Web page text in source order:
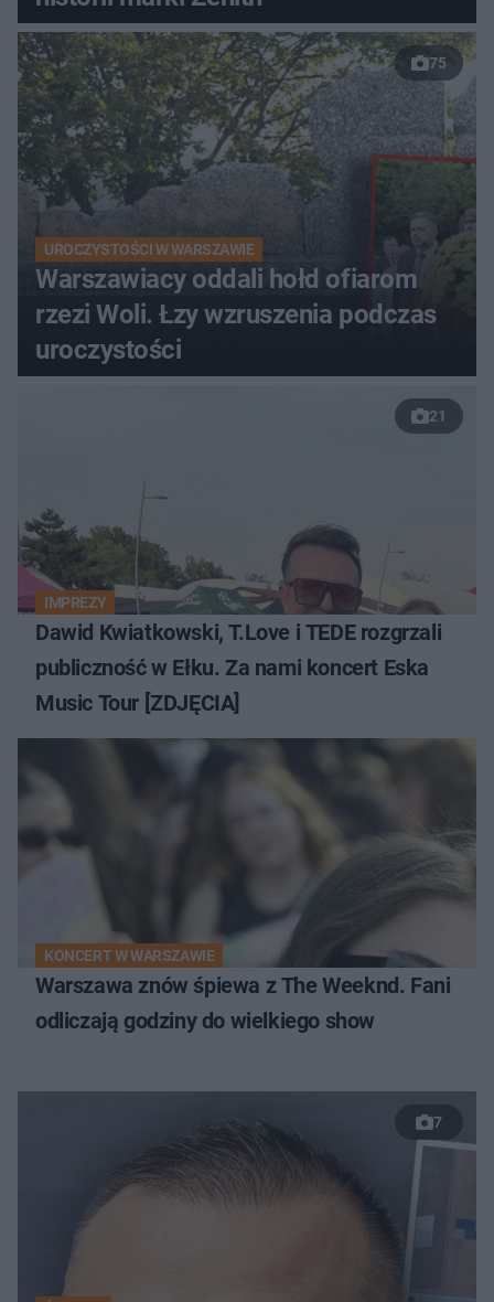
75
UROCZYSTOŚCI W WARSZAWIE
Warszawiacy oddali hołd ofiarom
rzezi Woli. Łzy wzruszenia podczas
uroczystości
21
IMPREZY
Dawid Kwiatkowski, T.Love i TEDE rozgrzali
publiczność w Ełku. Za nami koncert Eska
Music Tour [ZDJĘCIA]
KONCERT W WARSZAWIE
Warszawa znów śpiewa z The Weeknd. Fani
odliczają godziny do wielkiego show
7